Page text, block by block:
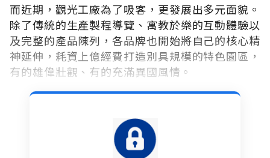
而近期，觀光工廠為了吸客，更發展出多元面貌。
除了傳統的生產製程導覽、寓教於樂的互動體驗以
及完整的產品陳列，各品牌也開始將自己的核心精
神延伸，耗資上億經費打造別具規模的特色園區，
有的雄偉壯觀、有的充滿異國風情。